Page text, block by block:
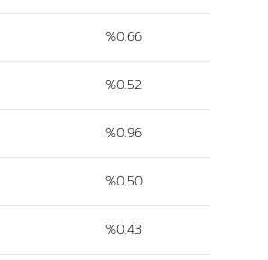
%0.66
%0.52
%0.96
%0.50
%0.43